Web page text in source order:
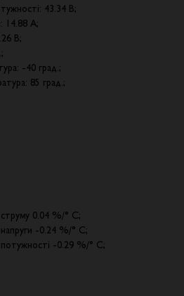
43.34 В;
14.88 А;
В;
-40 град.;
85 град.;
0.04 %/° С;
-0.24 %/° С;
-0.29 %/° С;